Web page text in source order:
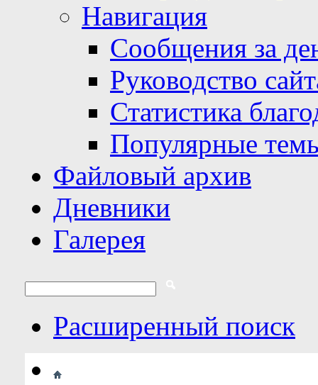
Навигация
Сообщения за
Руководство
Статистика
Популярные
Файловый архив
Дневники
Галерея
Расширенный поиск